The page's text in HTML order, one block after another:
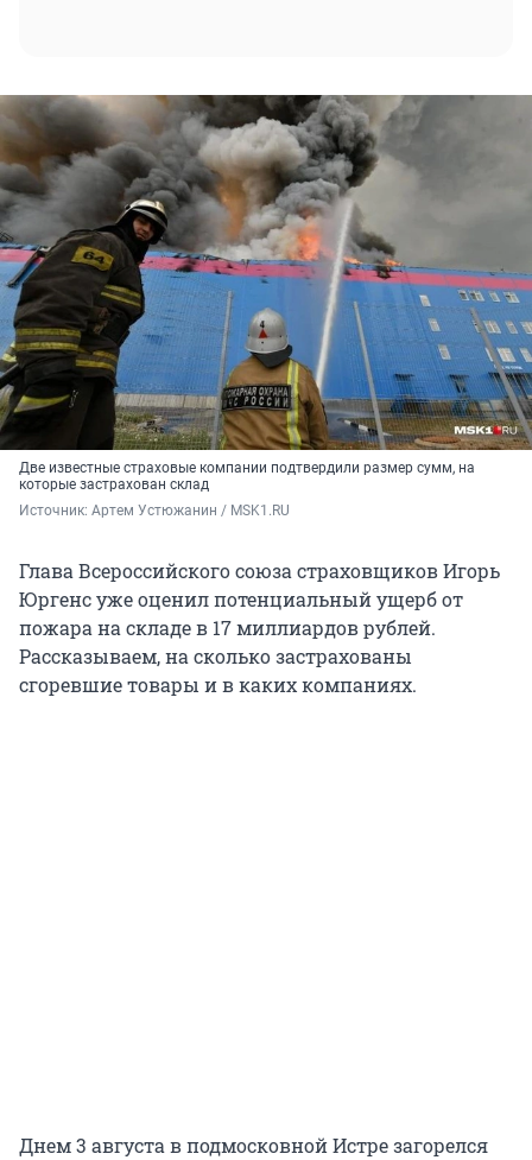
Две известные страховые компании подтвердили размер сумм, на
которые застрахован склад
Источник: Артем Устюжанин / MSK1.RU
Глава Всероссийского союза страховщиков Игорь
Юргенс уже оценил потенциальный ущерб от
пожара на складе в 17 миллиардов рублей.
Рассказываем, на сколько застрахованы
сгоревшие товары и в каких компаниях.
Днем 3 августа в подмосковной Истре загорелся